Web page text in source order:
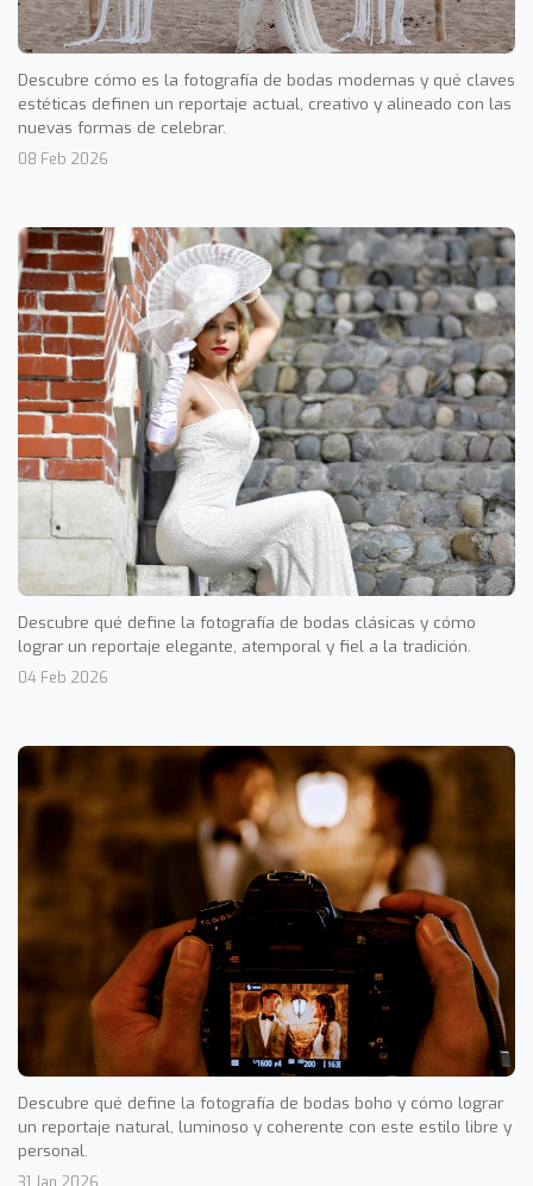
Descubre cómo es la fotografía de bodas modernas y qué claves
estéticas definen un reportaje actual, creativo y alineado con las
nuevas formas de celebrar.
08 Feb 2026
Descubre qué define la fotografía de bodas clásicas y cómo
lograr un reportaje elegante, atemporal y fiel a la tradición.
04 Feb 2026
Descubre qué define la fotografía de bodas boho y cómo lograr
un reportaje natural, luminoso y coherente con este estilo libre y
personal.